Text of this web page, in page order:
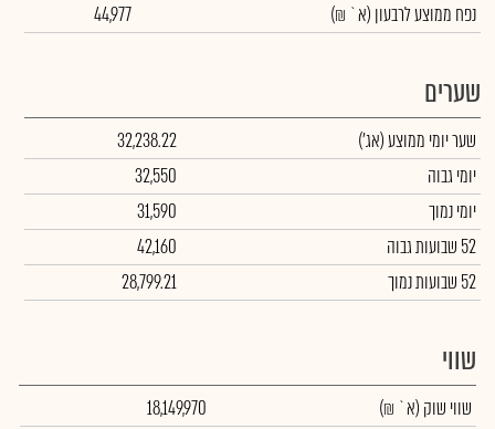
נפח ממוצע לרבעון (א` ₪)
44,977
שערים
שער יומי ממוצע(אג')
32,238.22
יומי גבוה
32,550
יומי נמוך
31,590
52 שבועות גבוה
42,160
52 שבועות נמוך
28,799.21
שווי
שווי שוק (א` ₪)
18,149,970